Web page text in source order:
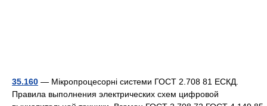
35.160 — Мікропроцесорні системи ГОСТ 2.708 81 ЕСКД.
Правила выполнения электрических схем цифровой